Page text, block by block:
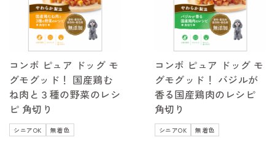
コンボ ピュア ドッグ モ
グモグッド！ 国産鶏む
ね肉と３種の野菜のレシ
ピ 角切り
シニアOK 無着色
コンボ ピュア ドッグ モ
グモグッド！ バジルが
香る国産鶏肉のレシピ
角切り
シニアOK 無着色